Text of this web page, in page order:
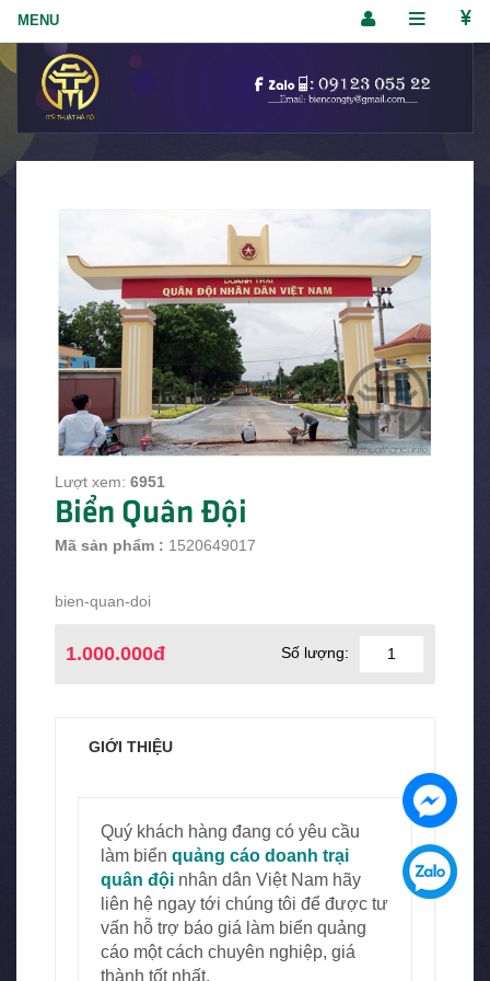
Lượt xem: 6951
Biển Quân Đội
Mã sản phẩm : 1520649017
bien-quan-doi
1.000.000đ Số lượng:
GIỚI THIỆU
Quý khách hàng đang có yêu cầu
làm biển quảng cáo doanh trại
quân đội nhân dân Việt Nam hãy
liên hệ ngay tới chúng tôi để được tư
vấn hỗ trợ báo giá làm biển quảng
cáo một cách chuyên nghiệp, giá
thành tốt nhất.